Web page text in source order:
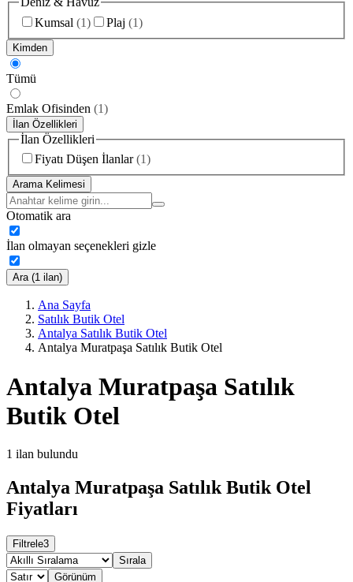
Kumsal (1) Plaj (1)
Kimden
Tümü
Emlak Ofisinden (1)
İlan Özellikleri
İlan Özellikleri
Fiyatı Düşen İlanlar (1)
Arama Kelimesi
Otomatik ara
İlan olmayan seçenekleri gizle
Ara (1 ilan)
Ana Sayfa
Satılık Butik Otel
Antalya Satılık Butik Otel
Antalya Muratpaşa Satılık Butik Otel
Antalya Muratpaşa Satılık
Butik Otel
1 ilan bulundu
Antalya Muratpaşa Satılık Butik Otel
Fiyatları
Filtrele3
Sırala
Görünüm